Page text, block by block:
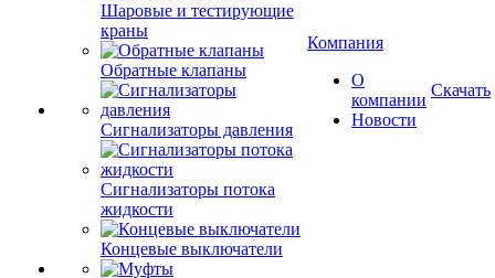
Шаровые и тестирующие
краны
Обратные клапаны
Сигнализаторы давления
Сигнализаторы потока
жидкости
Концевые выключатели
Компания
О
компании
Новости
Скачать